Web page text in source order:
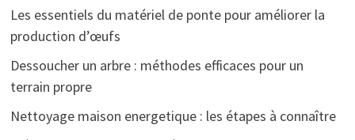
Les essentiels du matériel de ponte pour améliorer la
production d’œufs
Dessoucher un arbre : méthodes efficaces pour un
terrain propre
Nettoyage maison energetique : les étapes à connaître